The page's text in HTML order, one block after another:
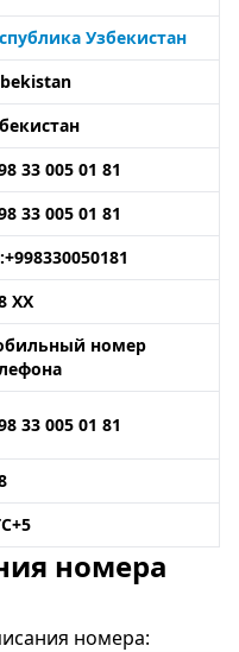
Узбекистан
33 005 01 81
33 005 01 81
XX
номер
33 005 01 81
номера
номера: